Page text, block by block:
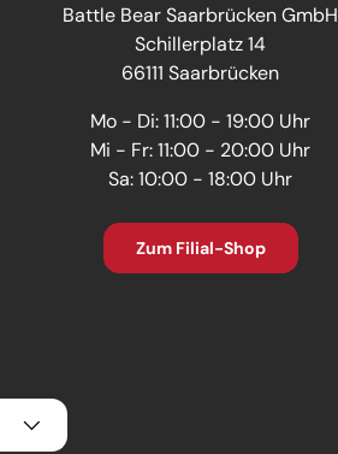
Battle Bear Saarbrücken GmbH
Schillerplatz 14
66111 Saarbrücken
Mo - Di: 11:00 - 19:00 Uhr
Mi - Fr: 11:00 - 20:00 Uhr
Sa: 10:00 - 18:00 Uhr
Zum Filial-Shop